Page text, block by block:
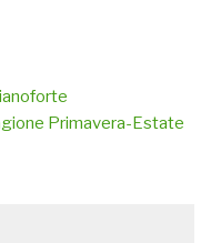
Primavera-Estate